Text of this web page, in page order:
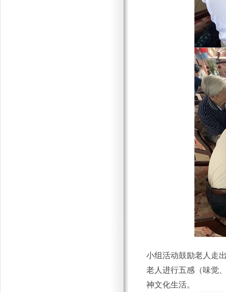
小组活动鼓励老人走
老人进行五感（味觉
神文化生活。